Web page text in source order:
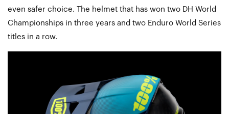
even safer choice. The helmet that has won two DH World
Championships in three years and two Enduro World Series
titles in a row.